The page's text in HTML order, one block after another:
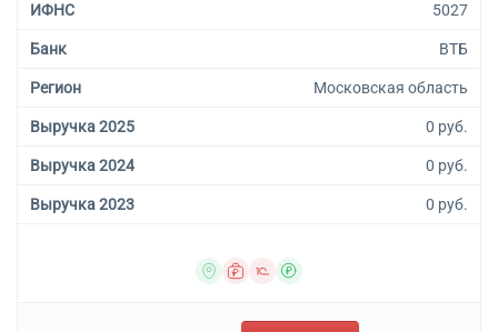
молочными продуктами в
47.29.31 Торговля розничная
47.29.35 Торговля розничная
специализированных
ИФНС 5027
Банк ВТБ
Регион Московская область
Выручка 2025 0 руб.
Выручка 2024 0 руб.
Выручка 2023 0 руб.